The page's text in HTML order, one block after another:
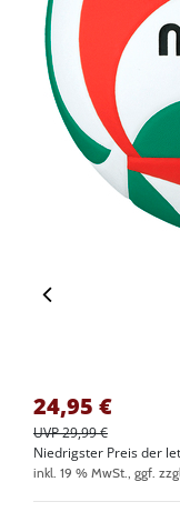
24,95 €
UVP 29,99 €
Niedrigster Preis der
inkl. 19 % MwSt., ggf.